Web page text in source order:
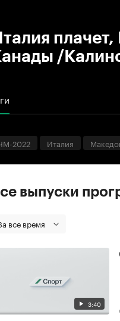
/
2022 Италия
выпуски
все время
3:40